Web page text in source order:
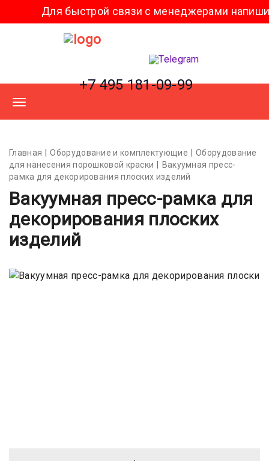
быстрой связи с менеджерами напишите нам в
+7 495 181-09-99
Главная Оборудование и комплектующие
Оборудование
для нанесения порошковой краски
Вакуумная пресс-
рамка для декорирования плоских изделий
Вакуумная пресс-рамка для
декорирования плоских
изделий